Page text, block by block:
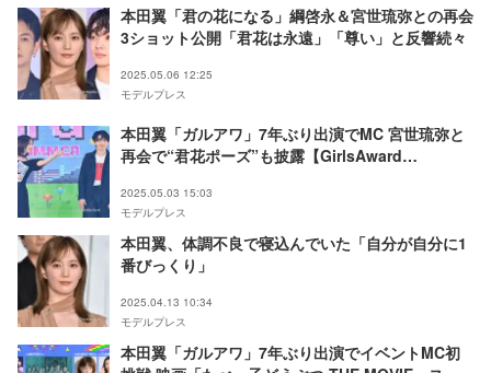
本田翼「君の花になる」綱啓永＆宮世琉弥との再会
3ショット公開「君花は永遠」「尊い」と反響続々
2025.05.06 12:25
モデルプレス
本田翼「ガルアワ」7年ぶり出演でMC 宮世琉弥と
再会で“君花ポーズ”も披露【GirlsAward
2025.05.03 15:03
モデルプレス
本田翼、体調不良で寝込んでいた「自分が自分に1
番びっくり」
2025.04.13 10:34
モデルプレス
本田翼「ガルアワ」7年ぶり出演でイベントMC初